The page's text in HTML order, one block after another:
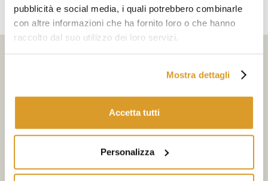
pubblicità e social media, i quali potrebbero combinarle
con altre informazioni che ha fornito loro o che hanno
raccolto dal suo utilizzo dei loro servizi.
Mostra dettagli
Accetta tutti
Personalizza
Iscriviti alla newsletter
Acconsento al trattamento dei miei dati (indirizzo di posta